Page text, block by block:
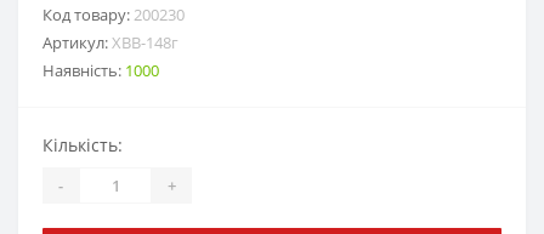
Код товару:200230
Артикул:ХВВ-148г
Наявність: 1000
Кількість:
- +